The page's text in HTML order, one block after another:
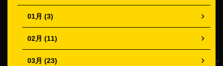
01月 (3)
02月 (11)
03月 (23)